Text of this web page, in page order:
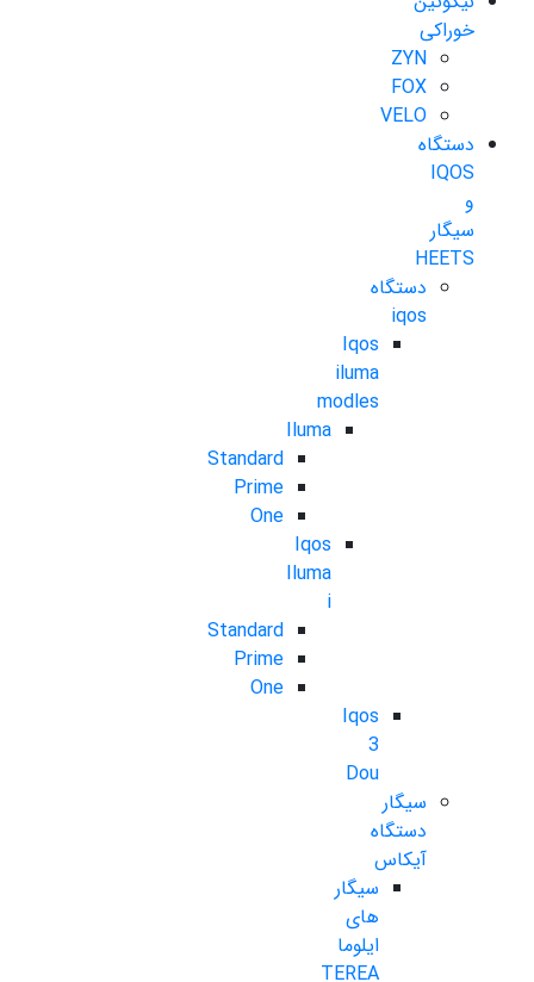
خوراکی
ZYN
FOX
VELO
دستگاه
IQOS
و
سیگار
HEETS
دستگاه
iqos
Iqos
iluma
modles
Iluma
Standard
Prime
One
Iqos
Iluma
i
Standard
Prime
One
Iqos
3
Dou
سیگار
دستگاه
آیکاس
سیگار
های
ایلوما
TEREA